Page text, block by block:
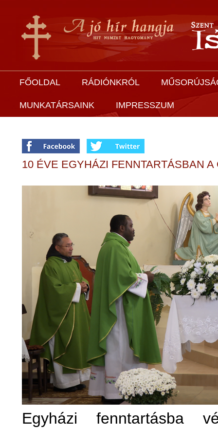
FŐOLDAL RÁDIÓNKRÓL
MUNKATÁRSAINK IMPRESSZUM
10 ÉVE EGYHÁZI FENNTARTÁSBAN
Egyházi fenntartásba